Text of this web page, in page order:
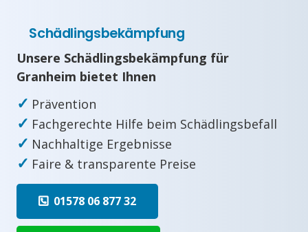
Schädlingsbekämpfung
Unsere Schädlingsbekämpfung für
Granheim bietet Ihnen
✓ Prävention
✓ Fachgerechte Hilfe beim Schädlingsbefall
✓ Nachhaltige Ergebnisse
✓ Faire & transparente Preise
01578 06 877 32